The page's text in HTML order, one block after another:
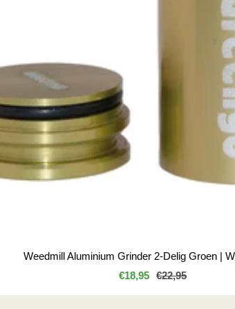
Weedmill Aluminium Grinder 2-Delig Groen |
Kortingsprijs
€18,95 Normale
€22,95